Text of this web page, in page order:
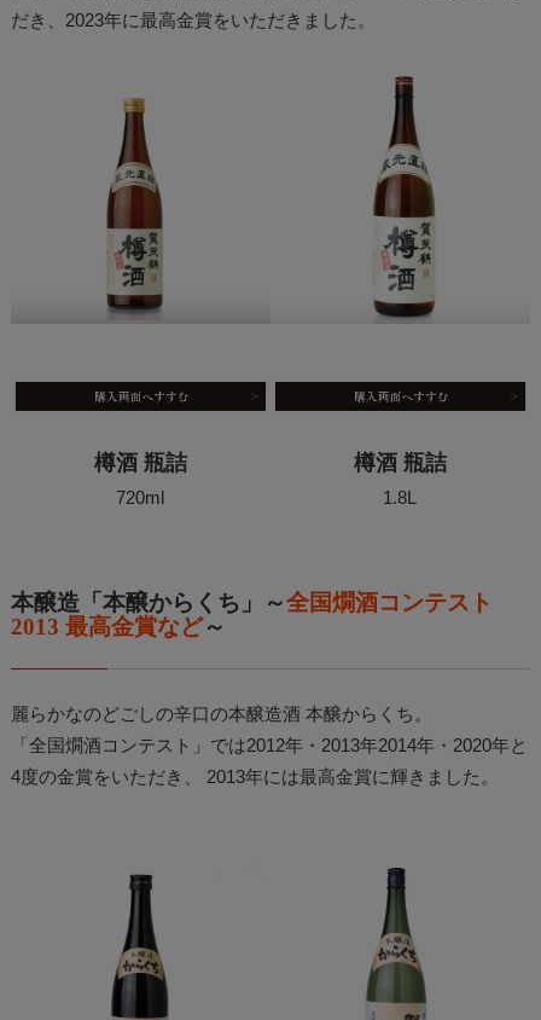
だき、2023年に最高金賞をいただきました。
樽酒 瓶詰
720ml
樽酒 瓶詰
1.8L
本醸造「本醸からくち」～全国燗酒コンテスト
2013 最高金賞など～
麗らかなのどごしの辛口の本醸造酒 本醸からくち。
「全国燗酒コンテスト」では2012年・2013年2014年・2020年と
4度の金賞をいただき、 2013年には最高金賞に輝きました。